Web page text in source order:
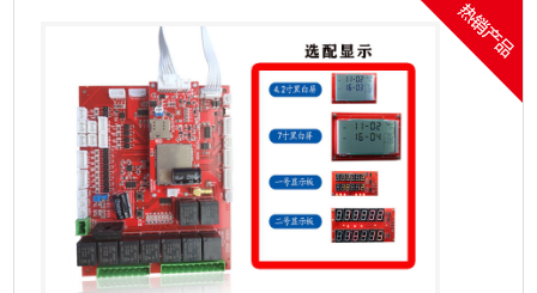
产品中心